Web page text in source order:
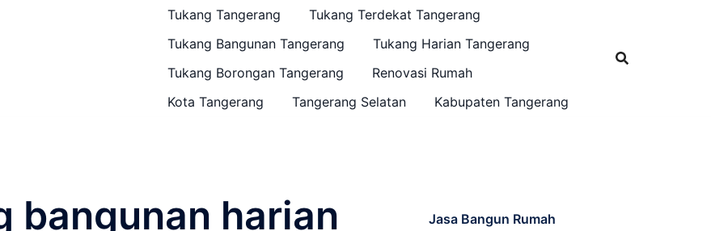
Tukang Tangerang
Tukang Terdekat Tangerang
Tukang Bangunan Tangerang
Tukang Harian Tangerang
Tukang Borongan Tangerang
Renovasi Rumah
Kota Tangerang
Tangerang Selatan Kabupaten Tangerang
bangunan harian
Jasa Bangun Rumah